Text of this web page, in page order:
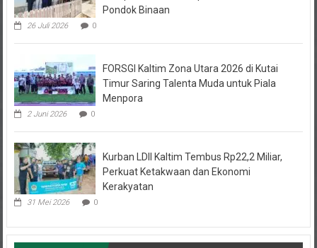
26 Juli 2026 0
Timur Saring Talenta Muda untuk Piala
Menpora
2 Juni 2026 0
Perkuat Ketakwaan dan Ekonomi
Kerakyatan
31 Mei 2026 0
Terpopuler